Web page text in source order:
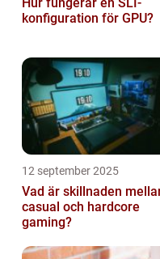
konfiguration för GPU?
12 september 2025
Vad är skillnaden
casual och hardcore
gaming?